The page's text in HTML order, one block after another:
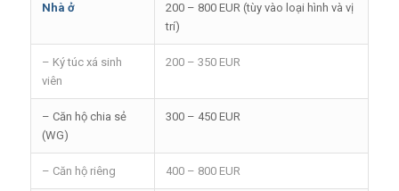
Nhà ở
200 – 800 EUR (tùy vào loại hình và vị
trí)
– Ký túc xá sinh
viên
200 – 350 EUR
– Căn hộ chia sẻ
(WG)
300 – 450 EUR
– Căn hộ riêng 400 – 800 EUR